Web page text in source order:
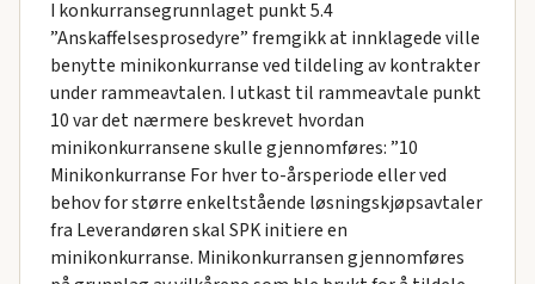
I konkurransegrunnlaget punkt 5.4
”Anskaffelsesprosedyre” fremgikk at innklagede ville
benytte minikonkurranse ved tildeling av kontrakter
under rammeavtalen. I utkast til rammeavtale punkt
10 var det nærmere beskrevet hvordan
minikonkurransene skulle gjennomføres: ”10
Minikonkurranse For hver to-årsperiode eller ved
behov for større enkeltstående løsningskjøpsavtaler
fra Leverandøren skal SPK initiere en
minikonkurranse. Minikonkurransen gjennomføres